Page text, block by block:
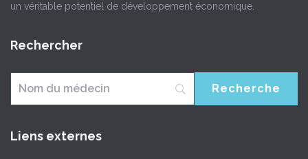
un véritable potentiel de développement économique.
Rechercher
Liens externes